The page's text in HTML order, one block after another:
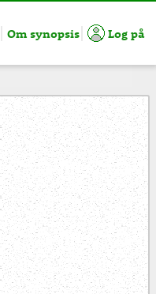
Om synopsis Log på